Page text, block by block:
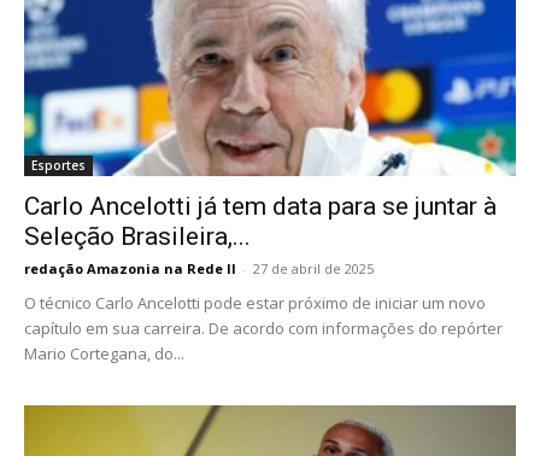
Esportes
Carlo Ancelotti já tem data para se juntar à
Seleção Brasileira,...
redação Amazonia na Rede II - 27 de abril de 2025
O técnico Carlo Ancelotti pode estar próximo de iniciar um novo
capítulo em sua carreira. De acordo com informações do repórter
Mario Cortegana, do...